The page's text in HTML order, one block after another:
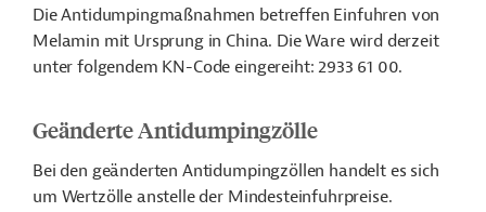
Die Antidumpingmaßnahmen betreffen Einfuhren von
Melamin mit Ursprung in China. Die Ware wird derzeit
unter folgendem KN-Code eingereiht: 2933 61 00.
Geänderte Antidumpingzölle
Bei den geänderten Antidumpingzöllen handelt es sich
um Wertzölle anstelle der Mindesteinfuhrpreise.